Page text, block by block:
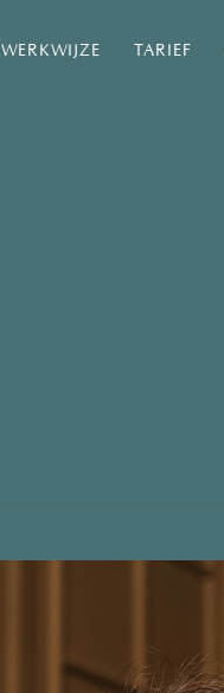
WERKWIJZE TARIEF